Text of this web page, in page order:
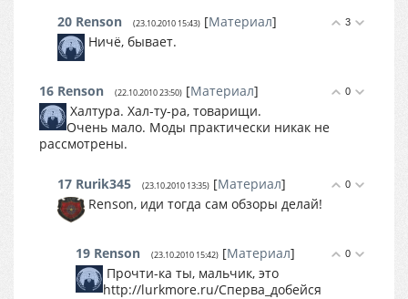
3
20 Renson (23.10.2010 15:43) [Материал]
Ничё, бывает.
0
16 Renson (22.10.2010 23:50) [Материал]
Халтура. Хал-ту-ра, товарищи.
Очень мало. Моды практически никак не
рассмотрены.
0
17 Rurik345 (23.10.2010 13:35) [Материал]
Renson, иди тогда сам обзоры делай!
0
19 Renson (23.10.2010 15:42) [Материал]
Прочти-ка ты, мальчик, это
http://lurkmore.ru/Сперва_добейся